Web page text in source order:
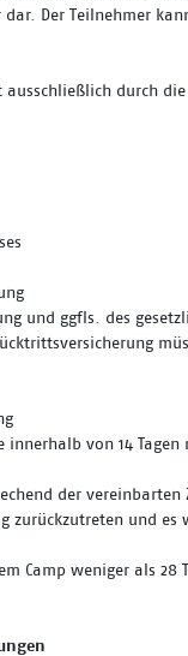
Der Teilnehmer
durch
und ggfls. des
innerhalb von 14
der vereinbarten
zurückzutreten und
Camp weniger als